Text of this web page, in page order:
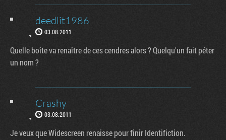
deedlit1986
03.08.2011
Quelle boîte va renaître de ces cendres alors ? Quelqu'un fait péter
un nom ?
Crashy
03.08.2011
Je veux que Widescreen renaisse pour finir Identifiction.